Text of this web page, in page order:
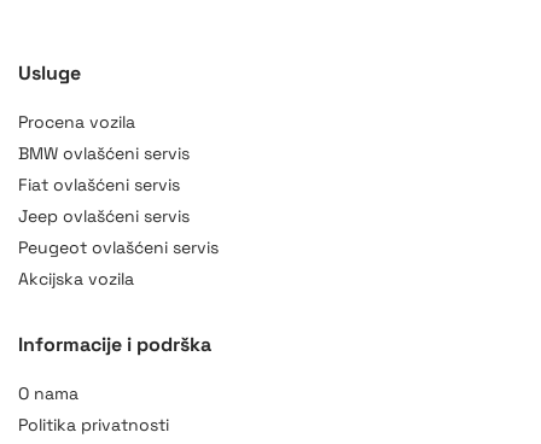
Usluge
Procena vozila
BMW ovlašćeni servis
Fiat ovlašćeni servis
Jeep ovlašćeni servis
Peugeot ovlašćeni servis
Akcijska vozila
Informacije i podrška
O nama
Politika privatnosti